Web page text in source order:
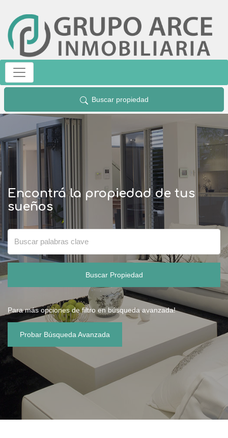
Buscar propiedad
Encontrá la propiedad de tus
sueños
Buscar Propiedad
Para más opciones de filtro en búsqueda avanzada!
Probar Búsqueda Avanzada